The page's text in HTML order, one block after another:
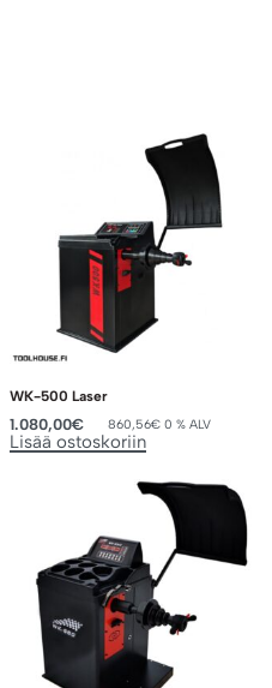
WK-500 Laser
1.080,00€ 860,56€ 0 % ALV
Lisää ostoskoriin